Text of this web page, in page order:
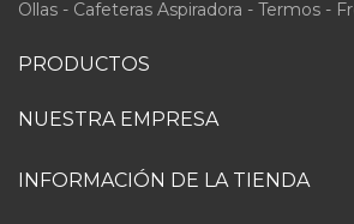
Ollas - Cafeteras Aspiradora - Termos -
PRODUCTOS
NUESTRA EMPRESA
INFORMACIÓN DE LA TIENDA